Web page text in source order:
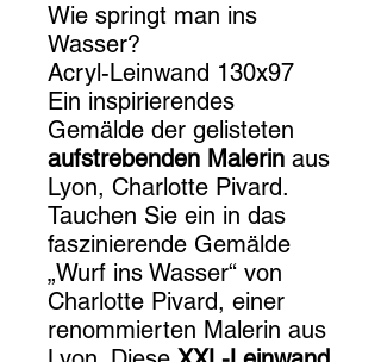
Wie springt man ins
Wasser?
Acryl-Leinwand 130x97
Ein inspirierendes
Gemälde der gelisteten
aufstrebenden Malerin aus
Lyon, Charlotte Pivard.
Tauchen Sie ein in das
faszinierende Gemälde
„Wurf ins Wasser“ von
Charlotte Pivard, einer
renommierten Malerin aus